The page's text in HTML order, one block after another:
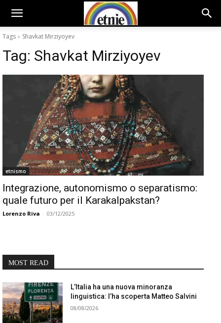
Tags Shavkat Mirziyoyev
Tag: Shavkat Mirziyoyev
etnismo
Integrazione, autonomismo o separatismo:
quale futuro per il Karakalpakstan?
Lorenzo Riva - 03/12/2025
MOST READ
L’Italia ha una nuova minoranza
linguistica: l’ha scoperta Matteo Salvini
08/08/2026